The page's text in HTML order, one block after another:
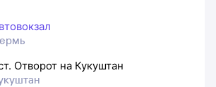
Отворот на Кукуштан